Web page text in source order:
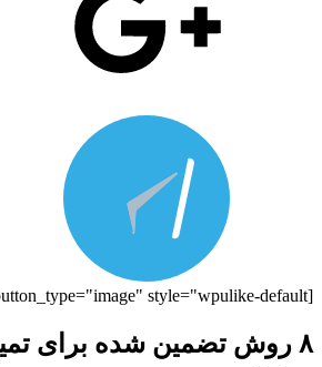
[wp_ulike button_type="image" style="wpulike-default"]
۸ روش تضمین شده برای